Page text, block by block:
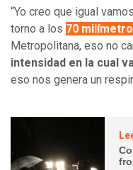
“Yo creo que igual
torno a los 70
Metropolitana, eso no
intensidad en la cual
eso nos genera un